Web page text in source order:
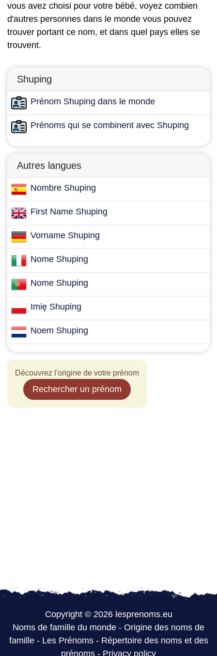
vous avez choisi pour votre bébé, voyez combien
d'autres personnes dans le monde vous pouvez
trouver portant ce nom, et dans quel pays elles se
trouvent.
Shuping
Prénom Shuping dans le monde
Prénoms qui se combinent avec Shuping
Autres langues
Nombre Shuping
First Name Shuping
Vorname Shuping
Nome Shuping
Nome Shuping
Imię Shuping
Noem Shuping
Découvrez l'origine de votre prénom
Rechercher un prénom
Copyright © 2026 lesprenoms.eu
Noms de famille du monde - Origine des noms de
famille- Les Prénoms- Répertoire des noms et des
prénoms - Privacy policy